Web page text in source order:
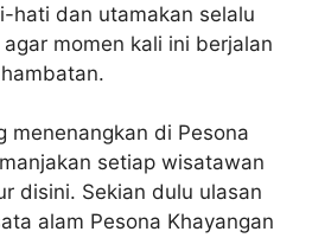
hati dan utamakan selalu
momen kali ini berjalan
menenangkan di Pesona
setiap wisatawan
disini. Sekian dulu ulasan
alam Pesona Khayangan